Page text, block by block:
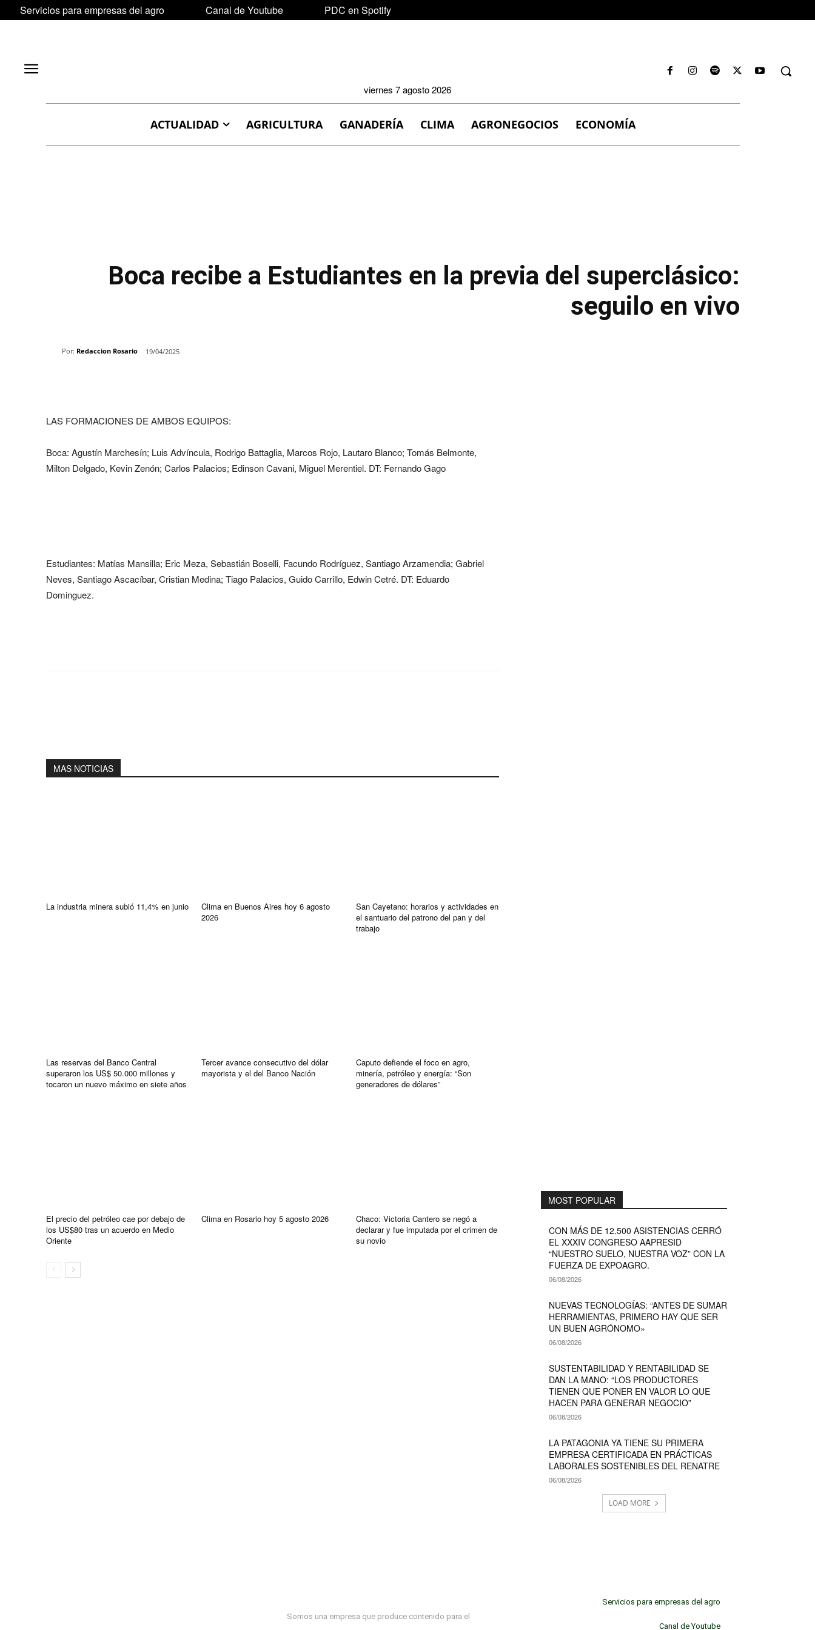
Servicios para empresas del agro Canal de Youtube PDC en Spotify
viernes 7 agosto 2026
ACTUALIDAD AGRICULTURA GANADERÍA CLIMA AGRONEGOCIOS ECONOMÍA
Boca recibe a Estudiantes en la previa del superclásico:
seguilo en vivo
Por: Redaccion Rosario 19/04/2025
LAS FORMACIONES DE AMBOS EQUIPOS:
Boca: Agustín Marchesín; Luis Advíncula, Rodrigo Battaglia, Marcos Rojo, Lautaro Blanco; Tomás Belmonte,
Milton Delgado, Kevin Zenón; Carlos Palacios; Edinson Cavani, Miguel Merentiel. DT: Fernando Gago
Estudiantes: Matías Mansilla; Eric Meza, Sebastián Boselli, Facundo Rodríguez, Santiago Arzamendia; Gabriel
Neves, Santiago Ascacíbar, Cristian Medina; Tiago Palacios, Guido Carrillo, Edwin Cetré. DT: Eduardo
Dominguez.
MAS NOTICIAS
La industria minera subió 11,4% en junio
Clima en Buenos Aires hoy 6 agosto
2026
San Cayetano: horarios y actividades en
el santuario del patrono del pan y del
trabajo
Las reservas del Banco Central
superaron los US$ 50.000 millones y
tocaron un nuevo máximo en siete años
Tercer avance consecutivo del dólar
mayorista y el del Banco Nación
Caputo defiende el foco en agro,
minería, petróleo y energía: “Son
generadores de dólares”
El precio del petróleo cae por debajo de
los US$80 tras un acuerdo en Medio
Oriente
Clima en Rosario hoy 5 agosto 2026
Chaco: Victoria Cantero se negó a
declarar y fue imputada por el crimen de
su novio
MOST POPULAR
CON MÁS DE 12.500 ASISTENCIAS CERRÓ
EL XXXIV CONGRESO AAPRESID
“NUESTRO SUELO, NUESTRA VOZ” CON LA
FUERZA DE EXPOAGRO.
06/08/2026
NUEVAS TECNOLOGÍAS: “ANTES DE SUMAR
HERRAMIENTAS, PRIMERO HAY QUE SER
UN BUEN AGRÓNOMO»
06/08/2026
SUSTENTABILIDAD Y RENTABILIDAD SE
DAN LA MANO: “LOS PRODUCTORES
TIENEN QUE PONER EN VALOR LO QUE
HACEN PARA GENERAR NEGOCIO”
06/08/2026
LA PATAGONIA YA TIENE SU PRIMERA
EMPRESA CERTIFICADA EN PRÁCTICAS
LABORALES SOSTENIBLES DEL RENATRE
06/08/2026
LOAD MORE
Somos una empresa que produce contenido para el
Servicios para empresas del agro
Canal de Youtube